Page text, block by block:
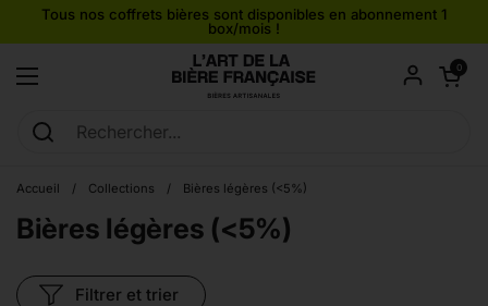
Passer au contenu
Tous nos coffrets bières sont disponibles en abonnement 1
box/mois !
Ouvrir le menu
Ouvrir le
0
Accueil / Collections / Bières légères (<5%)
Bières légères (<5%)
Filtrer et trier